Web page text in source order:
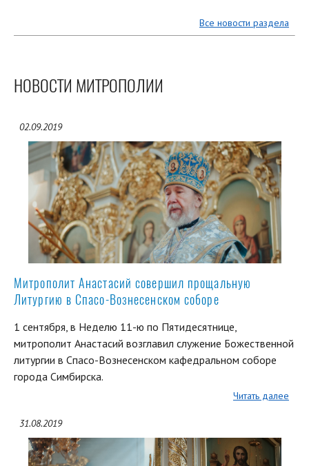
Все новости раздела
НОВОСТИ МИТРОПОЛИИ
02.09.2019
Митрополит Анастасий совершил прощальную
Литургию в Спасо-Вознесенском соборе
1 сентября, в Неделю 11-ю по Пятидесятнице,
митрополит Анастасий возглавил служение Божественной
литургии в Спасо-Вознесенском кафедральном соборе
города Симбирска.
Читать далее
31.08.2019